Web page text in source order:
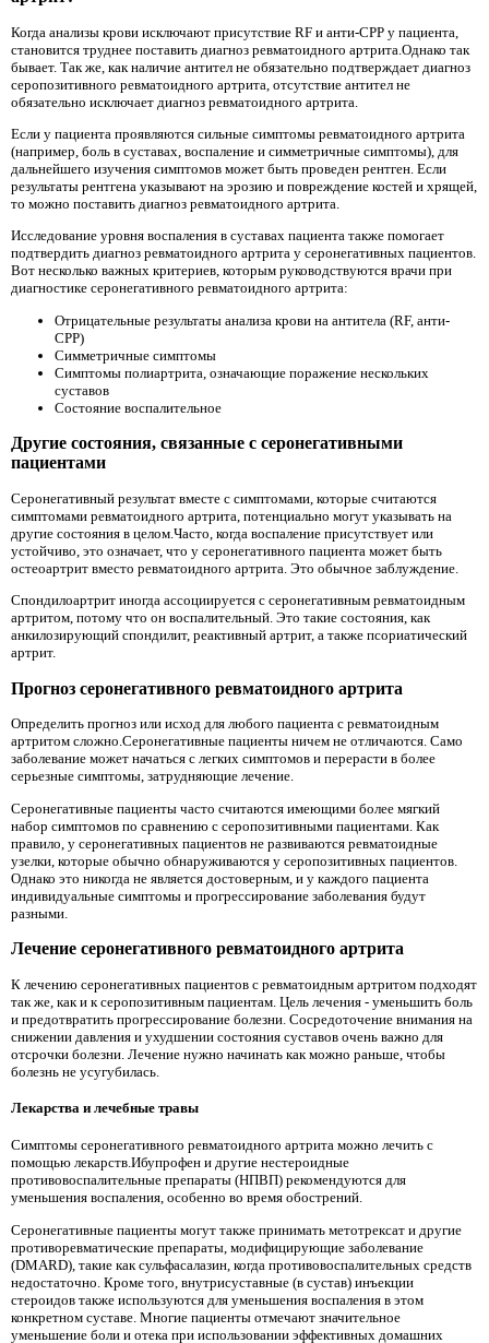
Когда анализы крови исключают присутствие RF и анти-CPP у пациента,
становится труднее поставить диагноз ревматоидного артрита.Однако так
бывает. Так же, как наличие антител не обязательно подтверждает диагноз
серопозитивного ревматоидного артрита, отсутствие антител не
обязательно исключает диагноз ревматоидного артрита.
Если у пациента проявляются сильные симптомы ревматоидного артрита
(например, боль в суставах, воспаление и симметричные симптомы), для
дальнейшего изучения симптомов может быть проведен рентген. Если
результаты рентгена указывают на эрозию и повреждение костей и хрящей,
то можно поставить диагноз ревматоидного артрита.
Исследование уровня воспаления в суставах пациента также помогает
подтвердить диагноз ревматоидного артрита у серонегативных пациентов.
Вот несколько важных критериев, которым руководствуются врачи при
диагностике серонегативного ревматоидного артрита:
Отрицательные результаты анализа крови на антитела (RF, анти-
CPP)
Симметричные симптомы
Симптомы полиартрита, означающие поражение нескольких
суставов
Состояние воспалительное
Другие состояния, связанные с серонегативными
пациентами
Серонегативный результат вместе с симптомами, которые считаются
симптомами ревматоидного артрита, потенциально могут указывать на
другие состояния в целом.Часто, когда воспаление присутствует или
устойчиво, это означает, что у серонегативного пациента может быть
остеоартрит вместо ревматоидного артрита. Это обычное заблуждение.
Спондилоартрит иногда ассоциируется с серонегативным ревматоидным
артритом, потому что он воспалительный. Это такие состояния, как
анкилозирующий спондилит, реактивный артрит, а также псориатический
артрит.
Прогноз серонегативного ревматоидного артрита
Определить прогноз или исход для любого пациента с ревматоидным
артритом сложно.Серонегативные пациенты ничем не отличаются. Само
заболевание может начаться с легких симптомов и перерасти в более
серьезные симптомы, затрудняющие лечение.
Серонегативные пациенты часто считаются имеющими более мягкий
набор симптомов по сравнению с серопозитивными пациентами. Как
правило, у серонегативных пациентов не развиваются ревматоидные
узелки, которые обычно обнаруживаются у серопозитивных пациентов.
Однако это никогда не является достоверным, и у каждого пациента
индивидуальные симптомы и прогрессирование заболевания будут
разными.
Лечение серонегативного ревматоидного артрита
К лечению серонегативных пациентов с ревматоидным артритом подходят
так же, как и к серопозитивным пациентам. Цель лечения - уменьшить боль
и предотвратить прогрессирование болезни. Сосредоточение внимания на
снижении давления и ухудшении состояния суставов очень важно для
отсрочки болезни. Лечение нужно начинать как можно раньше, чтобы
болезнь не усугубилась.
Лекарства и лечебные травы
Симптомы серонегативного ревматоидного артрита можно лечить с
помощью лекарств.Ибупрофен и другие нестероидные
противовоспалительные препараты (НПВП) рекомендуются для
уменьшения воспаления, особенно во время обострений.
Серонегативные пациенты могут также принимать метотрексат и другие
противоревматические препараты, модифицирующие заболевание
(DMARD), такие как сульфасалазин, когда противовоспалительных средств
недостаточно. Кроме того, внутрисуставные (в сустав) инъекции
стероидов также используются для уменьшения воспаления в этом
конкретном суставе. Многие пациенты отмечают значительное
уменьшение боли и отека при использовании эффективных домашних